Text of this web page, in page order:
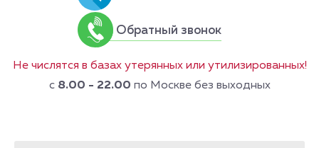
Обратный звонок
Не числятся в базах утерянных или утилизированных!
с 8.00 - 22.00 по Москве без выходных